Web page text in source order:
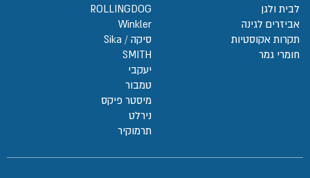
לבית ולגן
אביזרים לגינה
תקרות אקוסטיות
חומרי גמר
ROLLINGDOG
Winkler
סיקה / Sika
SMITH
יעקבי
טמבור
מיסטר פיקס
נירלט
תרמוקיר